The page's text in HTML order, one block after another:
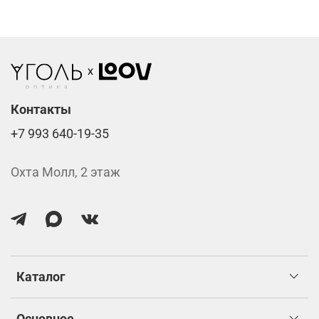
Каталог
Контакты
+7 993 640-19-35
Охта Молл, 2 этаж